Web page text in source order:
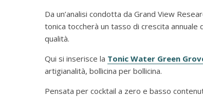
Da un’analisi condotta da Grand View
tonica toccherà un tasso di crescita
qualità.
Qui si inserisce la Tonic Water Green
artigianalità, bollicina per bollicina.
Pensata per cocktail a zero e basso